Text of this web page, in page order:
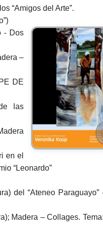
“Amigos del Arte”.
- Dos
–
DE
las
en el
“Leonardo”
del “Ateneo Paraguayo”
Madera – Collages.